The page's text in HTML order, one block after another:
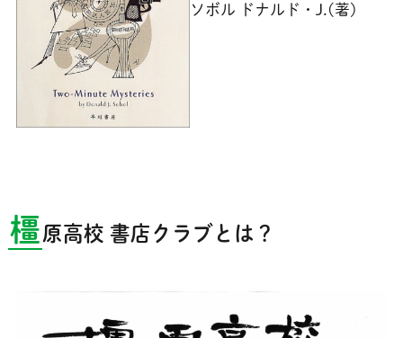
ソボル ドナルド・J.(著)
橿原高校 書店クラブとは？